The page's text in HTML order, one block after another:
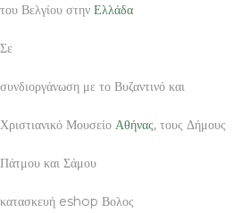
του Βελγίου στην Ελλάδα
Σε
συνδιοργάνωση με το Βυζαντινό και
Χριστιανικό Μουσείο Αθήνας, τους Δήμους
Πάτμου και Σάμου
κατασκευή eshop Βολος